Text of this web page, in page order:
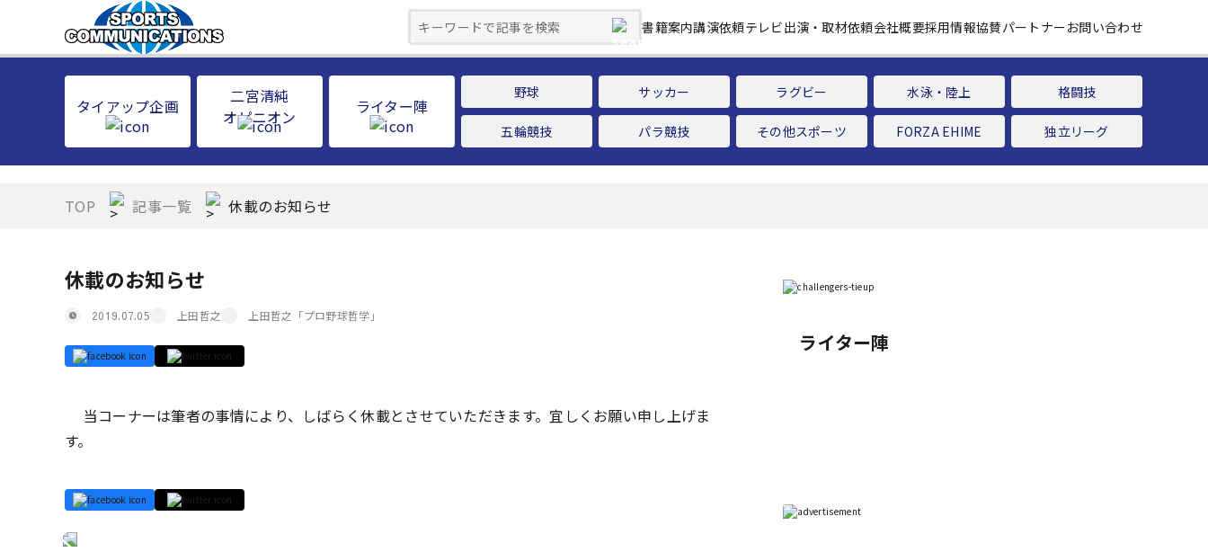
書籍案内講演依頼テレビ出演・取材依頼会社概要採用情報協賛パートナーお問い合わせ
タイアップ企画
二宮清純
オピニオン
ライター陣
野球 サッカー ラグビー 水泳・陸上 格闘技
五輪競技 パラ競技 その他スポーツ FORZA EHIME 独立リーグ
TOP 記事一覧 休載のお知らせ
休載のお知らせ
2019.07.05 上田哲之 上田哲之「プロ野球哲学」
当コーナーは筆者の事情により、しばらく休載とさせていただきます。宜しくお願い申し上げま
す。
ライター陣